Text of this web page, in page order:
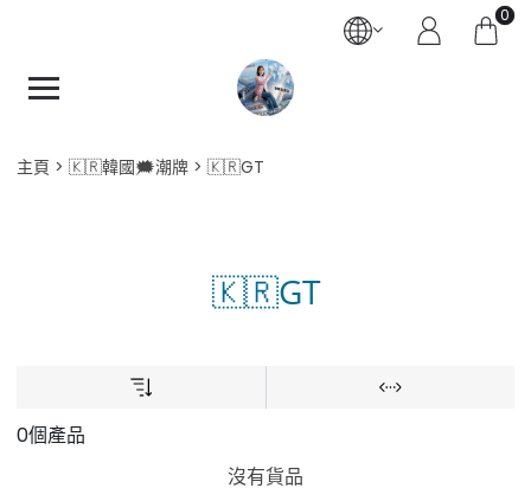
0
主頁 🇰🇷韓國🗯️潮牌 🇰🇷GT
🇰🇷GT
0個產品
沒有貨品